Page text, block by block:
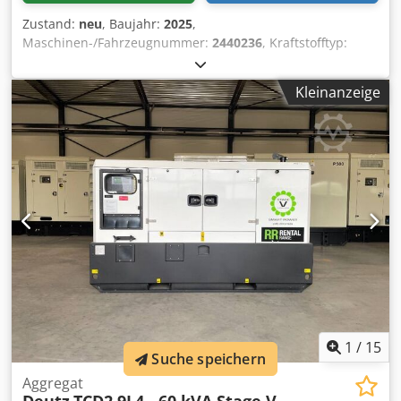
Zustand: neu, Baujahr: 2025,
Maschinen-/Fahrzeugnummer: 2440236, Kraftstofftyp:
Deutz TD2.2L3-SV
Verwendungszweck: Bauwesen Leergewicht: 1.500 kg
Generatorleistung: 33 kVA Abmessungen des Laderaums:
254 x 114 x 165 cm CE-Kennzeichnung: ja Emissionsniveau:
Stage V / Tier IV final Wassertankvolumen: 150 l Wenden
Sie sich an Team DPX, um weitere Informationen zu
erhalten. Crsdpfx Aiezaig Sevsf = Weitere Optionen und
Zubehör = - Battery - Control Panel - Stahldach - Tanker
Kleinanzeige
1 / 15
Aggregat
Suche speichern